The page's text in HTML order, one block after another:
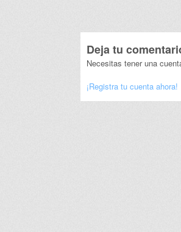
Deja tu
Necesitas tener una
¡Registra tu cuenta ahora!